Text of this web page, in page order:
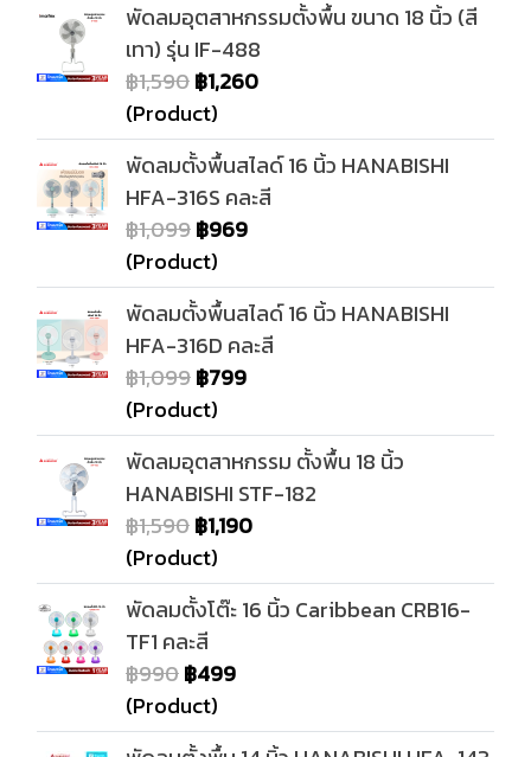
พัดลมอุตสาหกรรมตั้งพื้น ขนาด 18 นิ้ว (สี
เทา) รุ่น IF-488
฿1,590฿1,260
(Product)
พัดลมตั้งพื้นสไลด์ 16 นิ้ว HANABISHI
HFA-316S คละสี
฿1,099฿969
(Product)
พัดลมตั้งพื้นสไลด์ 16 นิ้ว HANABISHI
HFA-316D คละสี
฿1,099฿799
(Product)
พัดลมอุตสาหกรรม ตั้งพื้น 18 นิ้ว
HANABISHI STF-182
฿1,590฿1,190
(Product)
พัดลมตั้งโต๊ะ 16 นิ้ว Caribbean CRB16-
TF1 คละสี
฿990฿499
(Product)